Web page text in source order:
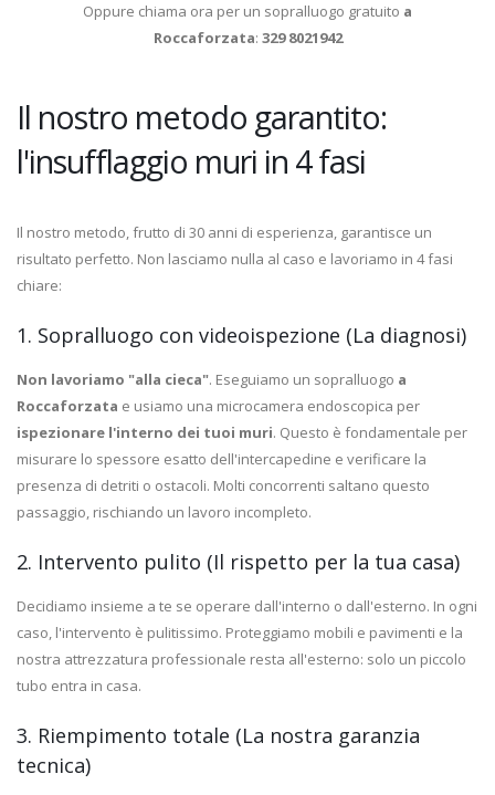
Oppure chiama ora per un sopralluogo gratuito a
Roccaforzata: 329 8021942
Il nostro metodo garantito:
l'insufflaggio muri in 4 fasi
Il nostro metodo, frutto di 30 anni di esperienza, garantisce un
risultato perfetto. Non lasciamo nulla al caso e lavoriamo in 4 fasi
chiare:
1. Sopralluogo con videoispezione (La diagnosi)
Non lavoriamo "alla cieca". Eseguiamo un sopralluogo a
Roccaforzata e usiamo una microcamera endoscopica per
ispezionare l'interno dei tuoi muri. Questo è fondamentale per
misurare lo spessore esatto dell'intercapedine e verificare la
presenza di detriti o ostacoli. Molti concorrenti saltano questo
passaggio, rischiando un lavoro incompleto.
2. Intervento pulito (Il rispetto per la tua casa)
Decidiamo insieme a te se operare dall'interno o dall'esterno. In ogni
caso, l'intervento è pulitissimo. Proteggiamo mobili e pavimenti e la
nostra attrezzatura professionale resta all'esterno: solo un piccolo
tubo entra in casa.
3. Riempimento totale (La nostra garanzia
tecnica)